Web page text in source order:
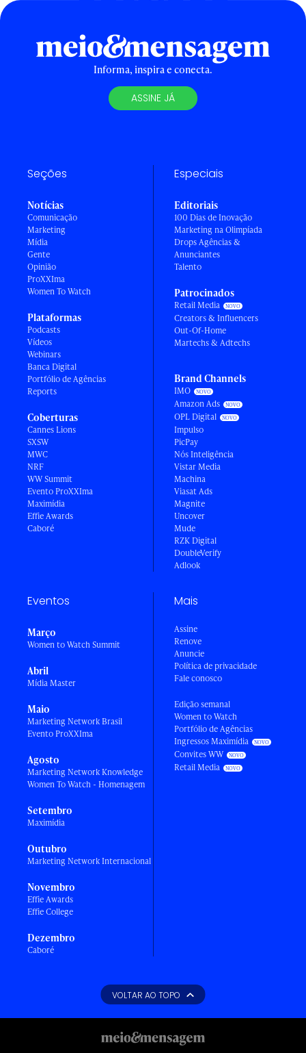
Informa, inspira e conecta.
ASSINE JÁ
Seções
Notícias
Comunicação
Marketing
Mídia
Gente
Opinião
ProXXIma
Women To Watch
Plataformas
Podcasts
Vídeos
Webinars
Banca Digital
Portfólio de Agências
Reports
Coberturas
Cannes Lions
SXSW
MWC
NRF
WW Summit
Evento ProXXIma
Maximídia
Effie Awards
Caboré
Especiais
Editoriais
100 Dias de Inovação
Marketing na Olimpíada
Drops Agências &
Anunciantes
Talento
Patrocinados
Retail Media
Creators & Influencers
Out-Of-Home
Martechs & Adtechs
Brand Channels
IMO
Amazon Ads
OPL Digital
Impulso
PicPay
Nós Inteligência
Vistar Media
Machina
Viasat Ads
Magnite
Uncover
Mude
RZK Digital
DoubleVerify
Adlook
Eventos
Março
Women to Watch Summit
Abril
Mídia Master
Maio
Marketing Network Brasil
Evento ProXXIma
Agosto
Marketing Network Knowledge
Women To Watch - Homenagem
Setembro
Maximídia
Outubro
Marketing Network Internacional
Novembro
Effie Awards
Effie College
Dezembro
Caboré
Mais
Assine
Renove
Anuncie
Política de privacidade
Fale conosco
Edição semanal
Women to Watch
Portfólio de Agências
Ingressos Maximídia
Convites WW
Retail Media
VOLTAR AO TOPO